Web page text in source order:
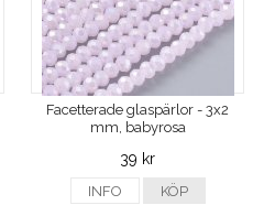
Facetterade glaspärlor - 3x2
mm, babyrosa
39 kr
INFO KÖP